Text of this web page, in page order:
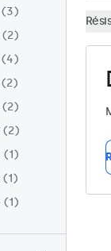
3
2
4
2
2
2
1
1
1